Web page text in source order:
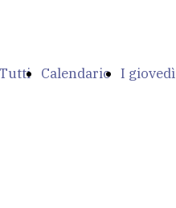
Tutti Calendario I giovedì